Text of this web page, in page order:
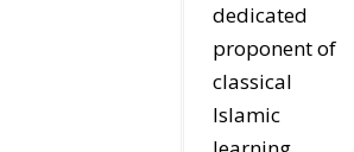
dedicated
proponent of
classical
Islamic